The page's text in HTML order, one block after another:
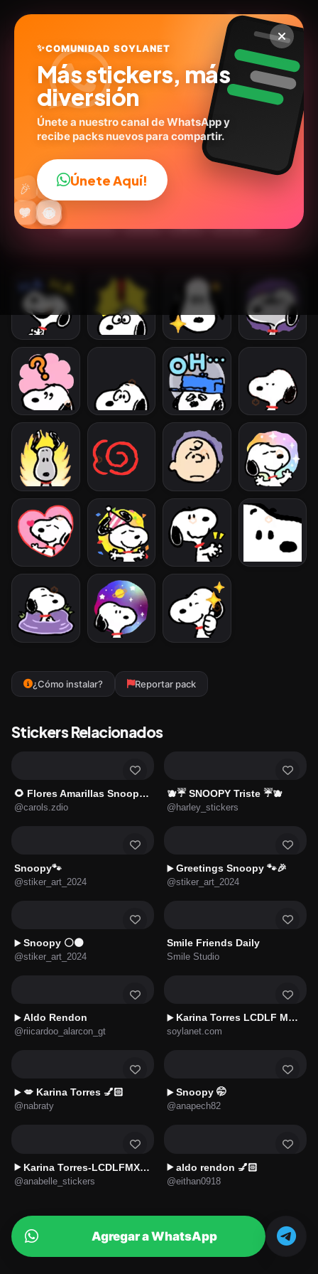
Snoopy y sus friends 🦴🏠
@sonkthehedgehog
19stickers Animados
Agregar a WhatsApp
¿Cómo instalar? Reportar pack
Stickers Relacionados
🌻 Flores Amarillas Snoopy 🌻
@carols.zdio
🫐☔ SNOOPY Triste ☔🫐
@harley_stickers
Snoopy🐾
@stiker_art_2024
▶️ Greetings Snoopy 🐾🎉
@stiker_art_2024
▶️ Snoopy ⚪⚫
@stiker_art_2024
Smile Friends Daily
Smile Studio
▶️ Aldo Rendon
@riicardoo_alarcon_gt
▶️ Karina Torres LCDLF MX🇲🇽✨
soylanet.com
▶️ 💋 Karina Torres 💅🏻
@nabraty
▶️ Snoopy 🤭
@anapech82
▶️ Karina Torres-LCDLFMX 3😛✨
@anabelle_stickers
▶️ aldo rendon 💅🏻
@eithan0918
😎
😂
🔥
💬
❤️ ✨
🤩
😜
🎉 👍
✨COMUNIDAD SOYLANET
Más stickers, más
diversión
Únete a nuestro canal de WhatsApp y
recibe packs nuevos para compartir.
Únete Aquí!